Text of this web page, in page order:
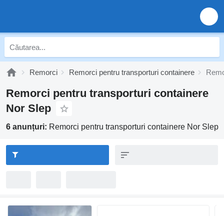
Remorci Remorci pentru transporturi containere
Remorci pentru transporturi containere
Nor Slep
6 anunțuri: Remorci pentru transporturi containere Nor Slep